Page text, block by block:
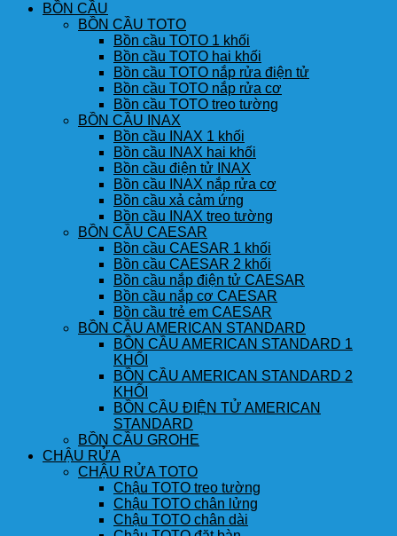
BỒN CẦU
BỒN CẦU TOTO
Bồn cầu TOTO 1 khối
Bồn cầu TOTO hai khối
Bồn cầu TOTO nắp rửa điện tử
Bồn cầu TOTO nắp rửa cơ
Bồn cầu TOTO treo tường
BỒN CẦU INAX
Bồn cầu INAX 1 khối
Bồn cầu INAX hai khối
Bồn cầu điện tử INAX
Bồn cầu INAX nắp rửa cơ
Bồn cầu xả cảm ứng
Bồn cầu INAX treo tường
BỒN CẦU CAESAR
Bồn cầu CAESAR 1 khối
Bồn cầu CAESAR 2 khối
Bồn cầu nắp điện tử CAESAR
Bồn cầu nắp cơ CAESAR
Bồn cầu trẻ em CAESAR
BỒN CẦU AMERICAN STANDARD
BỒN CẦU AMERICAN STANDARD 1
KHỐI
BỒN CẦU AMERICAN STANDARD 2
KHỐI
BỒN CẦU ĐIỆN TỬ AMERICAN
STANDARD
BỒN CẦU GROHE
CHẬU RỬA
CHẬU RỬA TOTO
Chậu TOTO treo tường
Chậu TOTO chân lửng
Chậu TOTO chân dài